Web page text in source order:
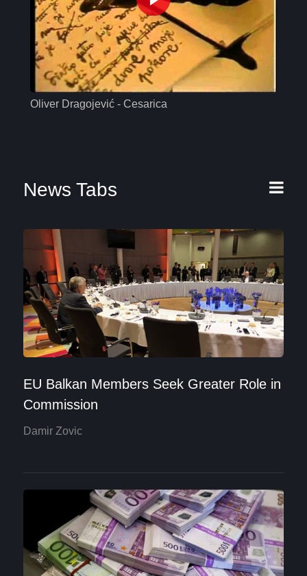
Oliver Dragojević - Cesarica
News Tabs
EU Balkan Members Seek Greater Role in
Commission
Damir Zovic